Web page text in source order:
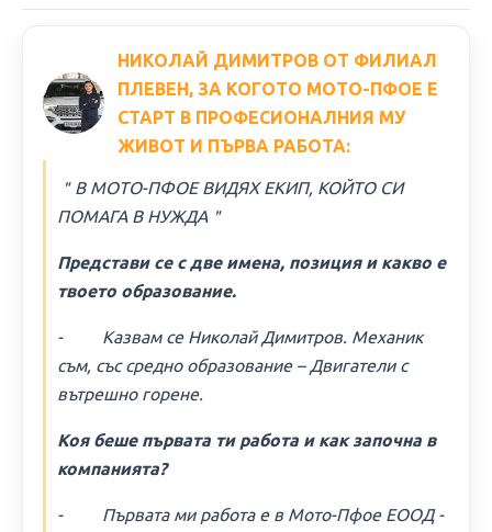
НИКОЛАЙ ДИМИТРОВ ОТ ФИЛИАЛ
ПЛЕВЕН, ЗА КОГОТО МОТО-ПФОЕ Е
СТАРТ В ПРОФЕСИОНАЛНИЯ МУ
ЖИВОТ И ПЪРВА РАБОТА:
＂В МОТО-ПФОЕ ВИДЯХ ЕКИП, КОЙТО СИ
ПОМАГА В НУЖДА＂
Представи се с две имена, позиция и какво е
твоето образование.
- Казвам се Николай Димитров. Механик
съм, със средно образование – Двигатели с
вътрешно горене.
Коя беше първата ти работа и как започна в
компанията?
- Първата ми работа е в Мото-Пфое ЕООД -